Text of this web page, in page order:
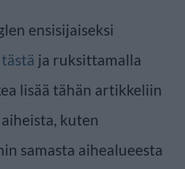
ensisijaiseksi
ja ruksittamalla
lisää tähän artikkeliin
kuten
samasta aihealueesta